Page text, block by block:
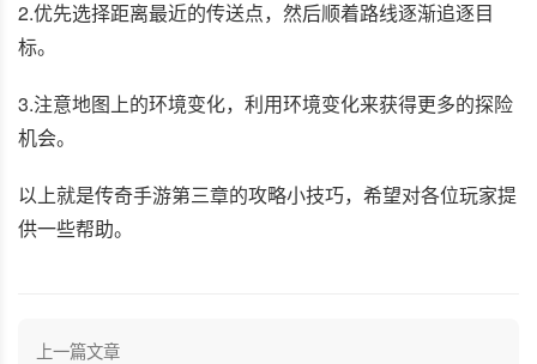
2.优先选择距离最近的传送点，然后顺着路线逐渐追逐目
标。
3.注意地图上的环境变化，利用环境变化来获得更多的探险
机会。
以上就是传奇手游第三章的攻略小技巧，希望对各位玩家提
供一些帮助。
上一篇文章